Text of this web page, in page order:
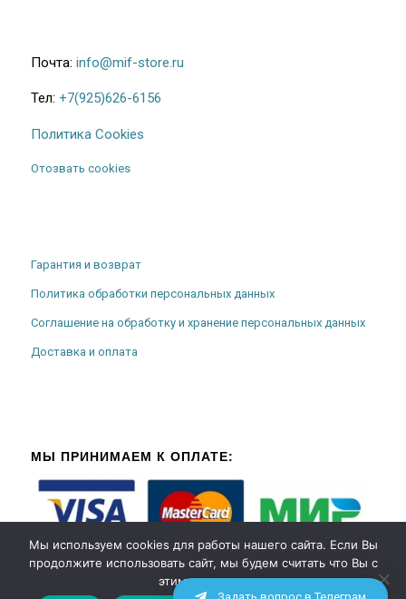
Почта: info@mif-store.ru
Тел: +7(925)626-6156
Политика Cookies
Отозвать cookies
Гарантия и возврат
Политика обработки персональных данных
Соглашение на обработку и хранение персональных данных
Доставка и оплата
МЫ ПРИНИМАЕМ К ОПЛАТЕ:
Задать вопрос в Телеграм
Мы используем cookies для работы нашего сайта. Если Вы
продолжите использовать сайт, мы будем считать что Вы с
этим согласны.